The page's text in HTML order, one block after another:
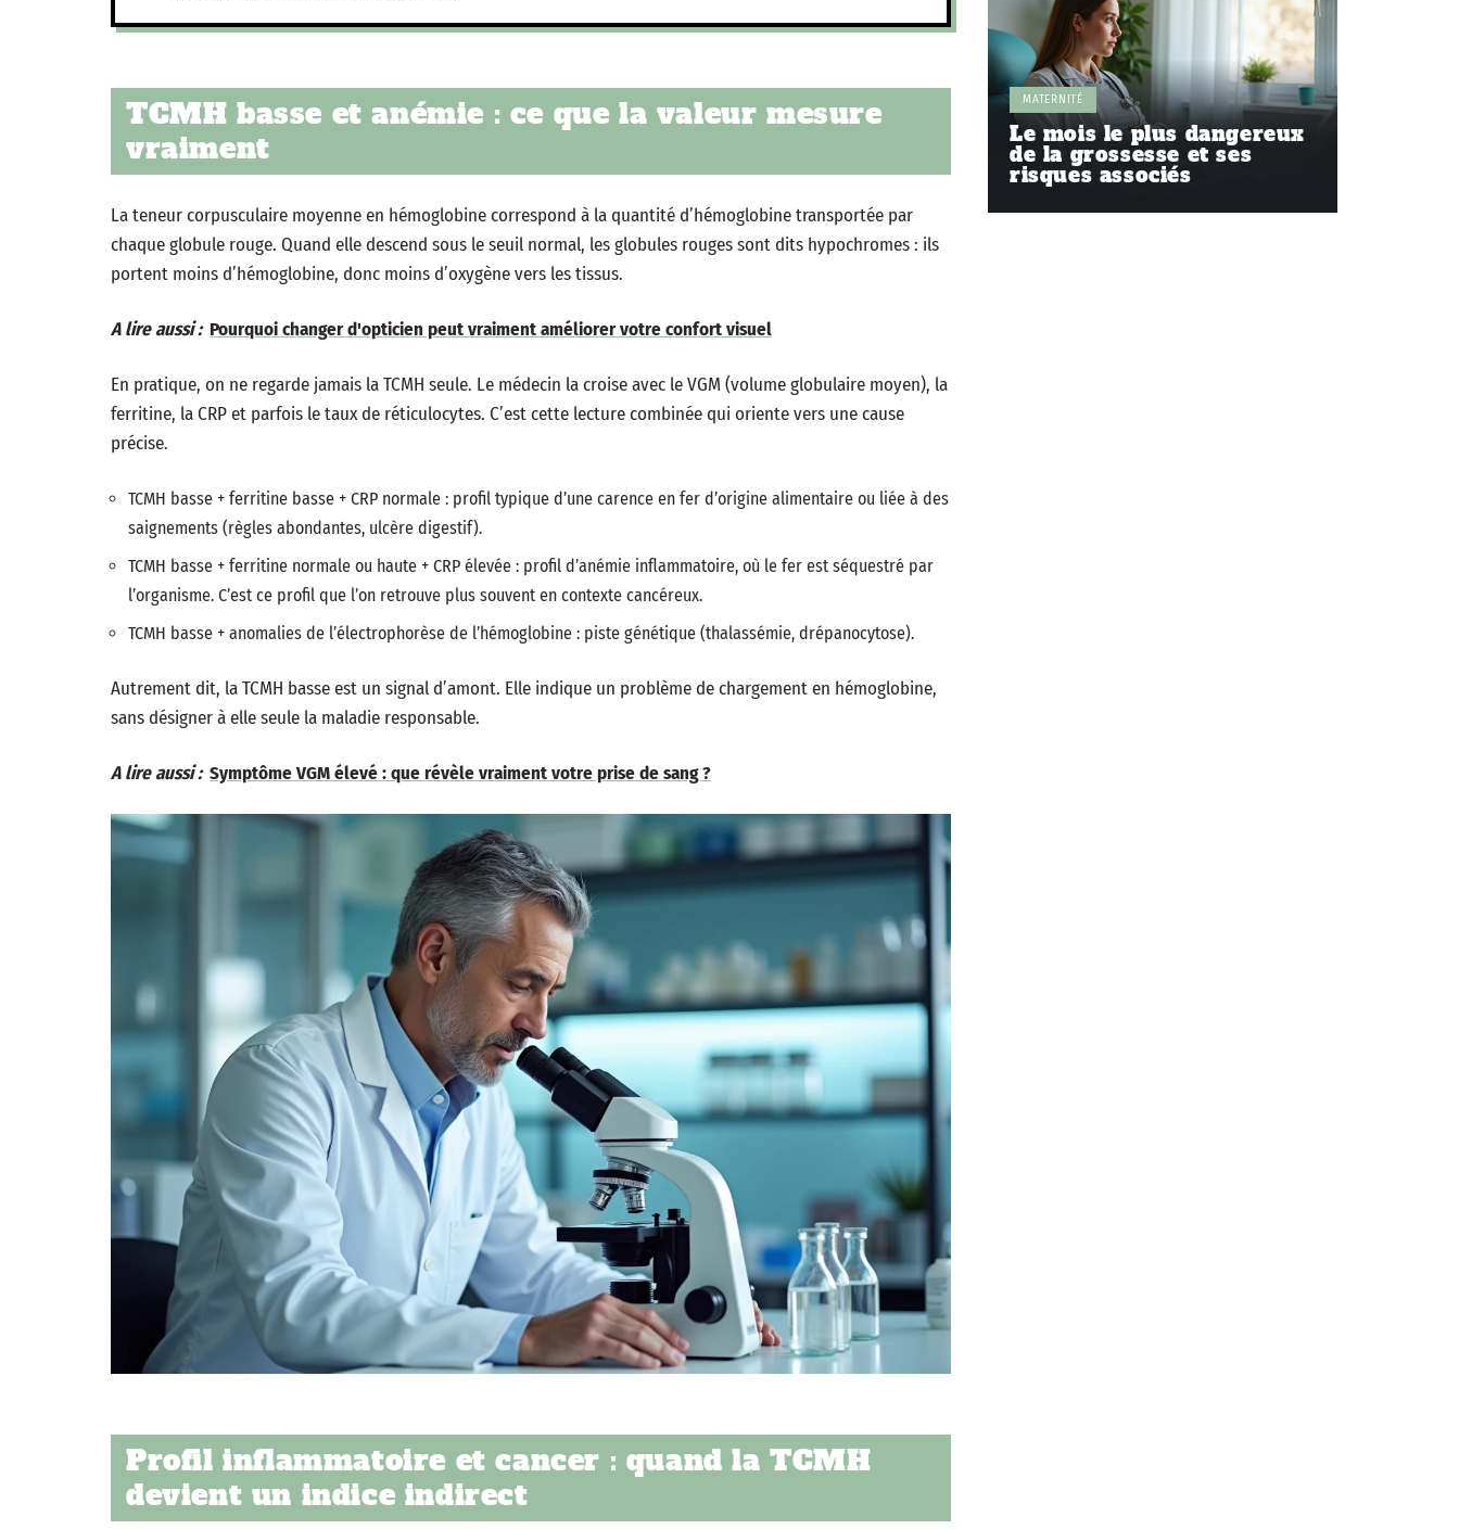
TCMH basse et anémie : ce que la valeur mesure
vraiment
La teneur corpusculaire moyenne en hémoglobine correspond à la quantité d’hémoglobine transportée par
chaque globule rouge. Quand elle descend sous le seuil normal, les globules rouges sont dits hypochromes : ils
portent moins d’hémoglobine, donc moins d’oxygène vers les tissus.
A lire aussi : Pourquoi changer d'opticien peut vraiment améliorer votre confort visuel
En pratique, on ne regarde jamais la TCMH seule. Le médecin la croise avec le VGM (volume globulaire moyen), la
ferritine, la CRP et parfois le taux de réticulocytes. C’est cette lecture combinée qui oriente vers une cause
précise.
TCMH basse + ferritine basse + CRP normale : profil typique d’une carence en fer d’origine alimentaire ou liée à des
saignements (règles abondantes, ulcère digestif).
TCMH basse + ferritine normale ou haute + CRP élevée : profil d’anémie inflammatoire, où le fer est séquestré par
l’organisme. C’est ce profil que l’on retrouve plus souvent en contexte cancéreux.
TCMH basse + anomalies de l’électrophorèse de l’hémoglobine : piste génétique (thalassémie, drépanocytose).
Autrement dit, la TCMH basse est un signal d’amont. Elle indique un problème de chargement en hémoglobine,
sans désigner à elle seule la maladie responsable.
A lire aussi : Symptôme VGM élevé : que révèle vraiment votre prise de sang ?
Profil inflammatoire et cancer : quand la TCMH
devient un indice indirect
MATERNITÉ
Le mois le plus dangereux
de la grossesse et ses
risques associés